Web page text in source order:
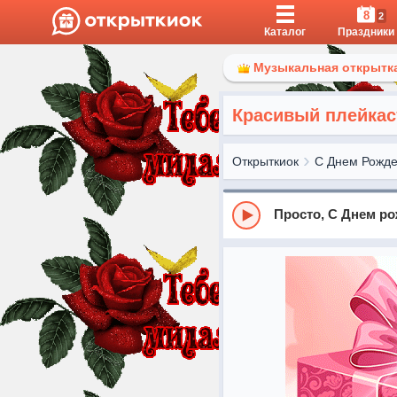
Каталог
8 2
Праздники
Музыкальная
Красивый
Открыткиок С Днем
Просто, С Днем